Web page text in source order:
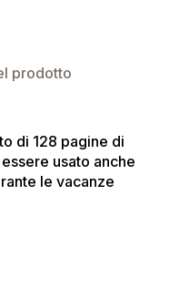
prodotto
di 128 pagine di
usato anche
le vacanze